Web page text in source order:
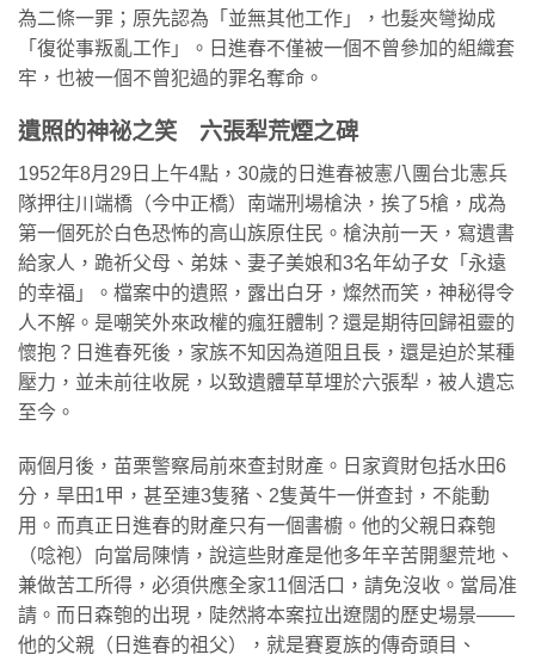
為二條一罪；原先認為「並無其他工作」，也髮夾彎拗成
「復從事叛亂工作」。日進春不僅被一個不曾參加的組織套
牢，也被一個不曾犯過的罪名奪命。
遺照的神祕之笑 六張犁荒煙之碑
1952年8月29日上午4點，30歲的日進春被憲八團台北憲兵
隊押往川端橋（今中正橋）南端刑場槍決，挨了5槍，成為
第一個死於白色恐怖的高山族原住民。槍決前一天，寫遺書
給家人，跪祈父母、弟妹、妻子美娘和3名年幼子女「永遠
的幸福」。檔案中的遺照，露出白牙，燦然而笑，神秘得令
人不解。是嘲笑外來政權的瘋狂體制？還是期待回歸祖靈的
懷抱？日進春死後，家族不知因為道阻且長，還是迫於某種
壓力，並未前往收屍，以致遺體草草埋於六張犁，被人遺忘
至今。
兩個月後，苗栗警察局前來查封財產。日家資財包括水田6
分，旱田1甲，甚至連3隻豬、2隻黃牛一併查封，不能動
用。而真正日進春的財產只有一個書櫥。他的父親日森匏
（唸袍）向當局陳情，說這些財產是他多年辛苦開墾荒地、
兼做苦工所得，必須供應全家11個活口，請免沒收。當局准
請。而日森匏的出現，陡然將本案拉出遼闊的歷史場景——
他的父親（日進春的祖父），就是賽夏族的傳奇頭目、